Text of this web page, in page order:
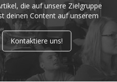
die auf unsere Zielgruppe
deinen Content auf unserem
Kontaktiere uns!